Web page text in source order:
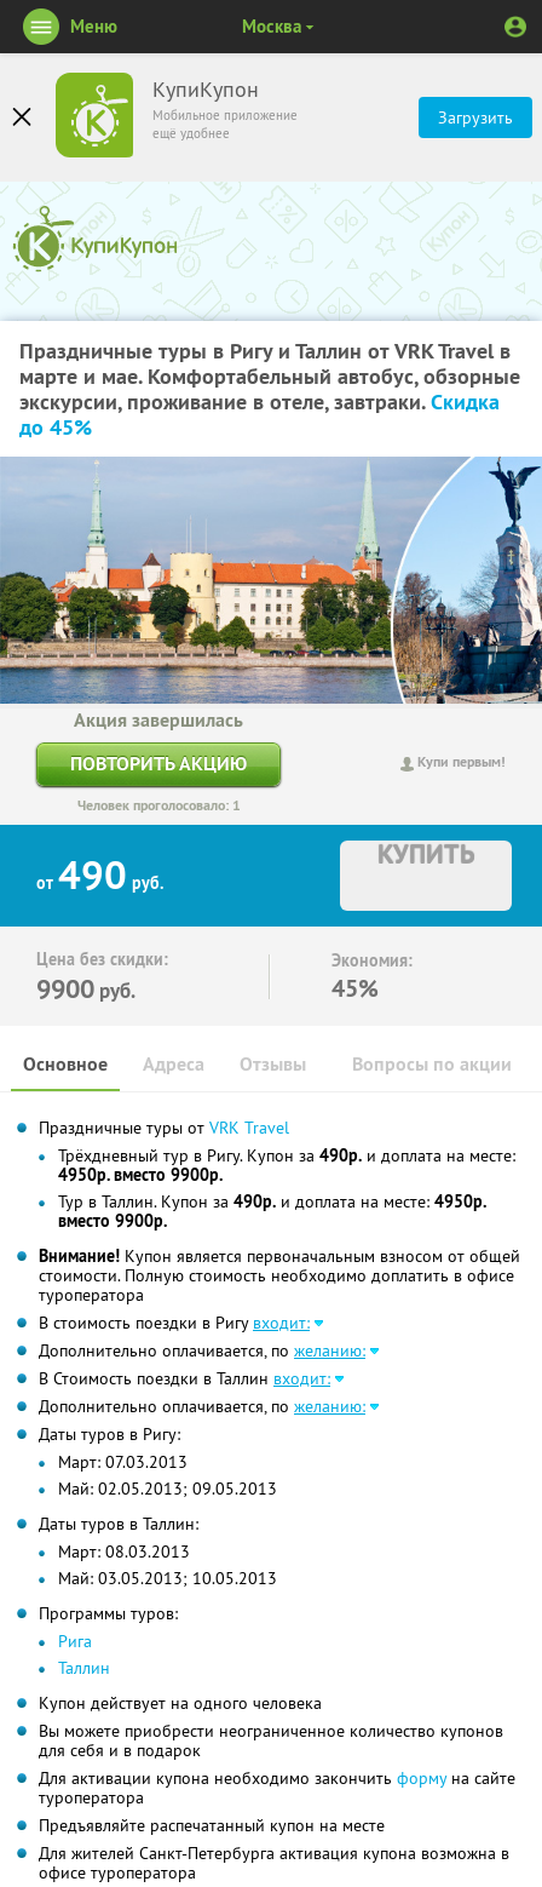
КупиКупон
Мобильное приложение
ещё удобнее
Загрузить
Меню Москва
Праздничные туры в Ригу и Таллин от VRK Travel в
марте и мае. Комфортабельный автобус, обзорные
экскурсии, проживание в отеле, завтраки.Скидка
до 45%
Купи первым!
Акция завершилась
ПОВТОРИТЬ АКЦИЮ
Человек проголосовало: 1
от 490 руб.
КУПИТЬ
Цена без скидки:
9900 руб.
Экономия:
45%
Основное Отзывы Вопросы по акции
Адреса
Праздничные туры от VRK Travel
Трёхдневный тур в Ригу. Купон за 490р. и доплата на месте:
4950р. вместо 9900р.
Тур в Таллин. Купон за 490р. и доплата на месте: 4950р.
вместо 9900р.
Внимание! Купон является первоначальным взносом от общей
стоимости. Полную стоимость необходимо доплатить в офисе
туроператора
В стоимость поездки в Ригу входит:
Дополнительно оплачивается, по желанию:
В Стоимость поездки в Таллин входит:
Дополнительно оплачивается, по желанию:
Даты туров в Ригу:
Март: 07.03.2013
Май: 02.05.2013; 09.05.2013
Даты туров в Таллин:
Март: 08.03.2013
Май: 03.05.2013; 10.05.2013
Программы туров:
Рига
Таллин
Купон действует на одного человека
Вы можете приобрести неограниченное количество купонов
для себя и в подарок
Для активации купона необходимо закончить формуна сайте
туроператора
Предъявляйте распечатанный купон на месте
Для жителей Санкт-Петербурга активация купона возможна в
офисе туроператора